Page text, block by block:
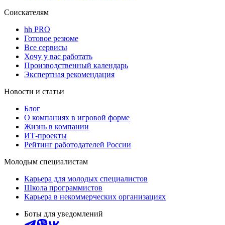
Соискателям
hh PRO
Готовое резюме
Все сервисы
Хочу у вас работать
Производственный календарь
Экспертная рекомендация
Новости и статьи
Блог
О компаниях в игровой форме
Жизнь в компании
ИТ-проекты
Рейтинг работодателей России
Молодым специалистам
Карьера для молодых специалистов
Школа программистов
Карьера в некоммерческих организациях
Боты для уведомлений